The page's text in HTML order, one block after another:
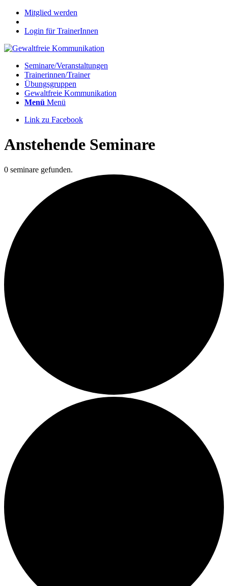
Mitglied werden
Login für TrainerInnen
Seminare/Veranstaltungen
Trainerinnen/Trainer
Übungsgruppen
Gewaltfreie Kommunikation
Menü Menü
Link zu Facebook
Anstehende Seminare
0 seminare gefunden.